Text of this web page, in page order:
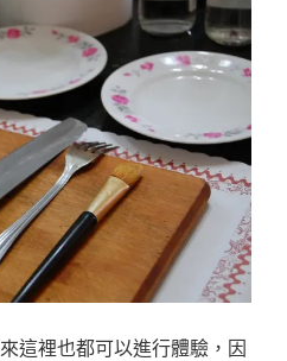
這裡也都可以進行體驗，因